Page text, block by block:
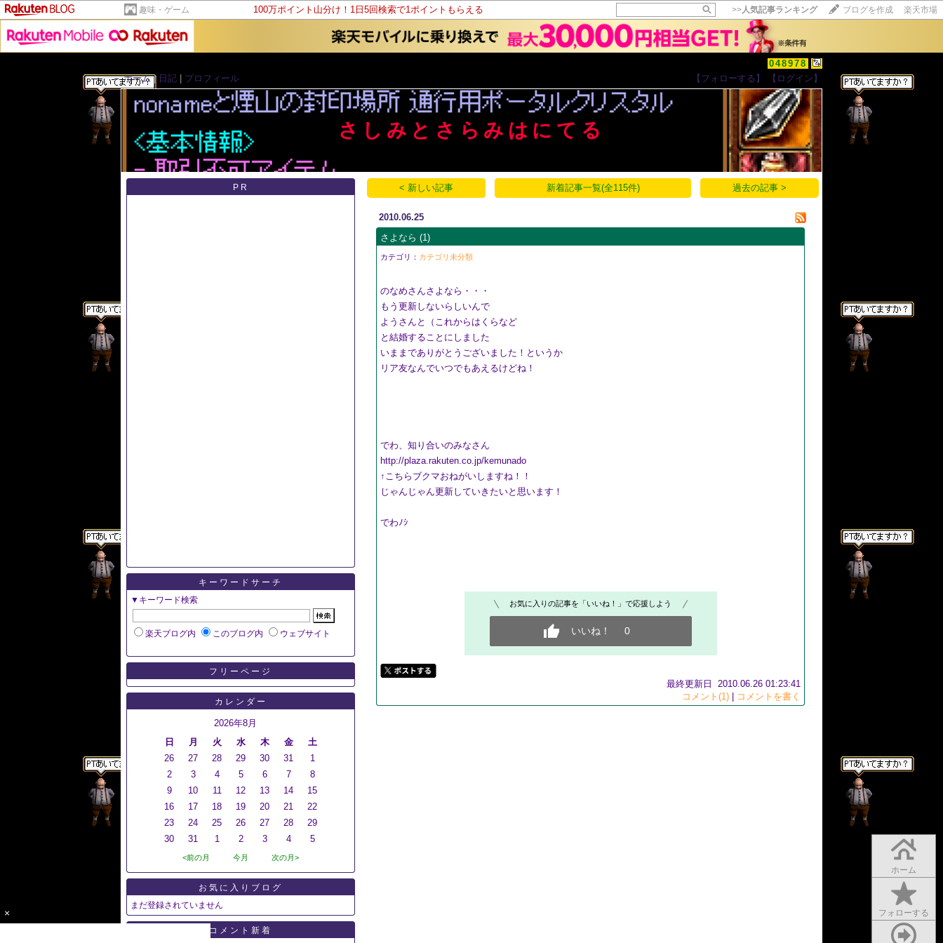
趣味・ゲーム 100万ポイント山分け！1日5回検索で1ポイントもらえる >>人気記事ランキング ブログを作成 楽天市場
048978
ホーム| 日記 プロフィール 【フォローする】 【ログイン】
さしみとさらみはにてる
ホーム
フォローする
【毎日開催】
15記事にいいね！で1ポイント
10秒滞在
いいね! --/--
PR
×
キーワードサーチ
▼キーワード検索
楽天ブログ内 このブログ内 ウェブサイト
フリーページ
カレンダー
2026年8月
日
月 火 水 木 金
土
26
27 28 29 30 31
1
2
3 4 5 6 7
8
9
10 11 12 13 14
15
16
17 18 19 20 21
22
23
24 25 26 27 28
29
30
31 1 2 3 4 5
<前の月 今月 次の月>
お気に入りブログ
まだ登録されていません
コメント新着
< 新しい記事 新着記事一覧(全115件) 過去の記事 >
2010.06.25
さよなら (1)
カテゴリ： カテゴリ未分類
のなめさんさよなら・・・
もう更新しないらしいんで
ようさんと（これからはくらなど
と結婚することにしました
いままでありがとうございました！というか
リア友なんでいつでもあえるけどね！
でわ、知り合いのみなさん
http://plaza.rakuten.co.jp/kemunado
↑こちらブクマおねがいしますね！！
じゃんじゃん更新していきたいと思います！
でわﾉｼ
お気に入りの記事を「いいね！」で応援しよう
いいね！ 0
最終更新日 2010.06.26 01:23:41
コメント(1)
コメントを書く